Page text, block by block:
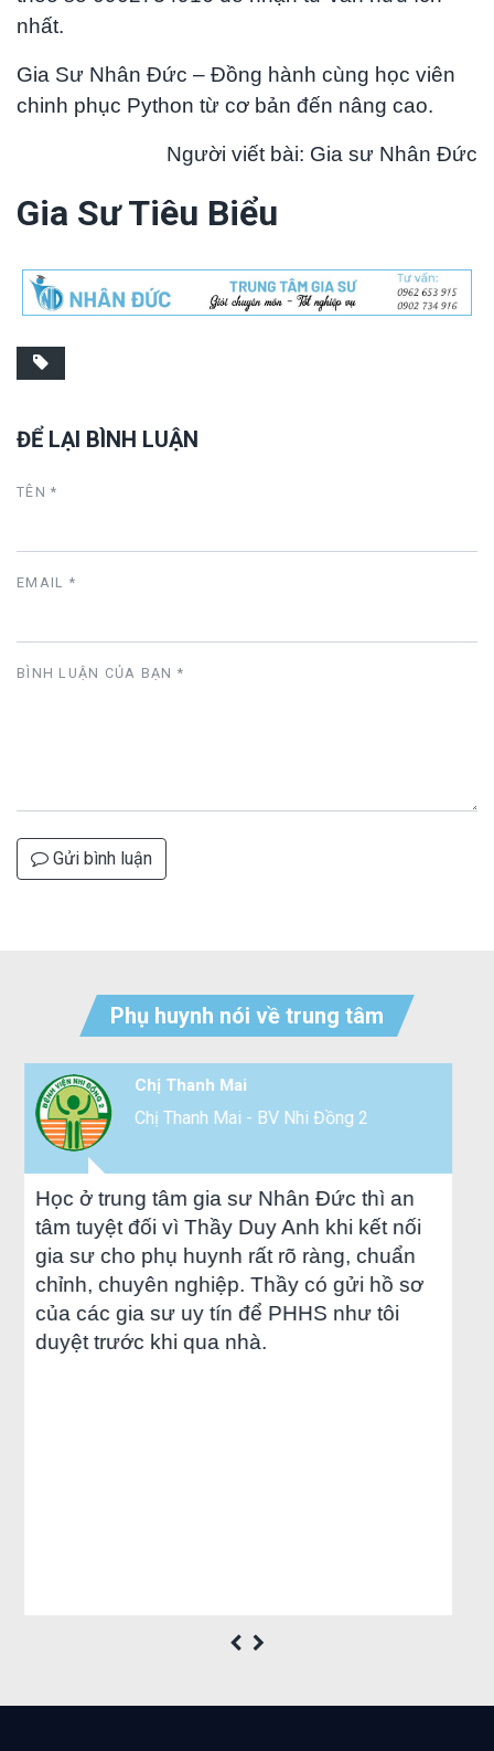
nhất.
Gia Sư Nhân Đức – Đồng hành cùng học viên
chinh phục Python từ cơ bản đến nâng cao.
Người viết bài: Gia sư Nhân Đức
Gia Sư Tiêu Biểu
ĐỂ LẠI BÌNH LUẬN
TÊN *
EMAIL *
BÌNH LUẬN CỦA BẠN *
Gửi bình luận
Phụ huynh nói về trung tâm
Mai
Mai - BV Nhi Đồng 2
gia sư Nhân Đức thì an
Duy Anh khi kết nối
rất rõ ràng, chuẩn
Thầy có gửi hồ sơ
tín để PHHS như tôi
nhà.
Bên Thầy Duy
cũng chu đáo, đợt
năng khiếu, nay 3
bản rồi.